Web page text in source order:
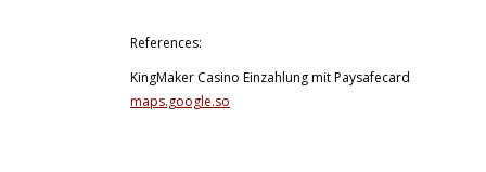
References:
KingMaker Casino Einzahlung mit Paysafecard
maps.google.so